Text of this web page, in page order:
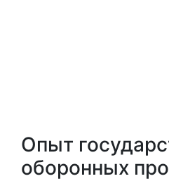
Опыт
оборонных